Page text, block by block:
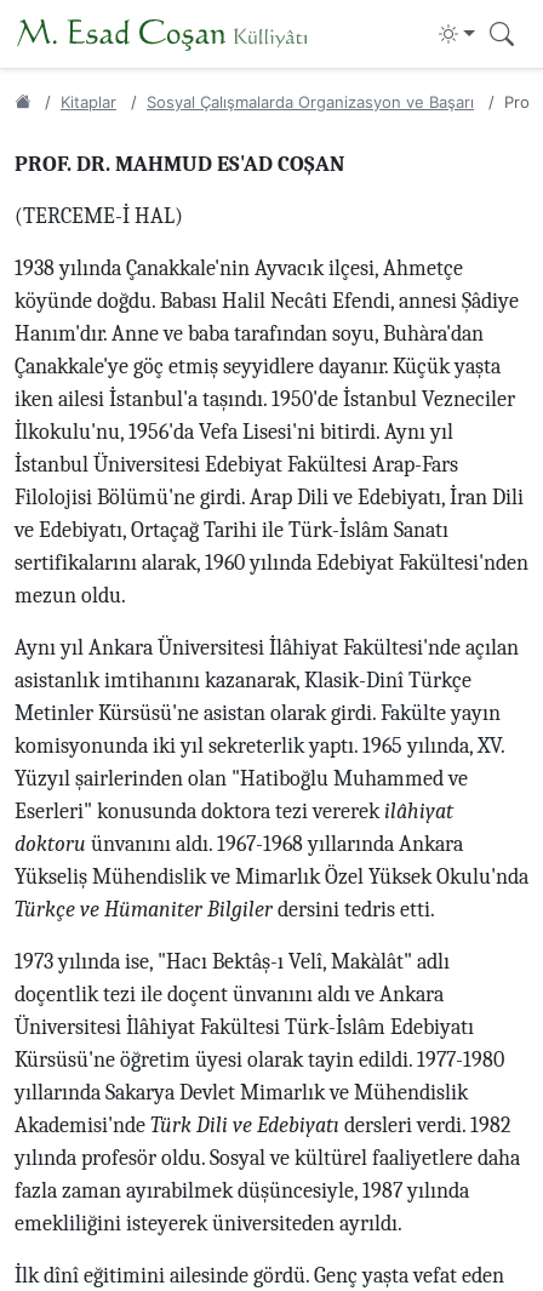
Kitaplar Sosyal Çalışmalarda Organizasyon ve Başarı Prof.
PROF. DR. MAHMUD ES'AD COŞAN
(TERCEME-İ HAL)
1938 yılında Çanakkale'nin Ayvacık ilçesi, Ahmetçe
köyünde doğdu. Babası Halil Necâti Efendi, annesi Şâdiye
Hanım'dır. Anne ve baba tarafından soyu, Buhàra'dan
Çanakkale'ye göç etmiş seyyidlere dayanır. Küçük yaşta
iken ailesi İstanbul'a taşındı. 1950'de İstanbul Vezneciler
İlkokulu'nu, 1956'da Vefa Lisesi'ni bitirdi. Aynı yıl
İstanbul Üniversitesi Edebiyat Fakültesi Arap-Fars
Filolojisi Bölümü'ne girdi. Arap Dili ve Edebiyatı, İran Dili
ve Edebiyatı, Ortaçağ Tarihi ile Türk-İslâm Sanatı
sertifikalarını alarak, 1960 yılında Edebiyat Fakültesi'nden
mezun oldu.
Aynı yıl Ankara Üniversitesi İlâhiyat Fakültesi'nde açılan
asistanlık imtihanını kazanarak, Klasik-Dinî Türkçe
Metinler Kürsüsü'ne asistan olarak girdi. Fakülte yayın
komisyonunda iki yıl sekreterlik yaptı. 1965 yılında, XV.
Yüzyıl şairlerinden olan "Hatiboğlu Muhammed ve
Eserleri" konusunda doktora tezi vererekilâhiyat
doktoru ünvanını aldı. 1967-1968 yıllarında Ankara
Yükseliş Mühendislik ve Mimarlık Özel Yüksek Okulu'nda
Türkçe ve Hümaniter Bilgilerdersini tedris etti.
1973 yılında ise, "Hacı Bektâş-ı Velî, Makàlât" adlı
doçentlik tezi ile doçent ünvanını aldı ve Ankara
Üniversitesi İlâhiyat Fakültesi Türk-İslâm Edebiyatı
Kürsüsü'ne öğretim üyesi olarak tayin edildi. 1977-1980
yıllarında Sakarya Devlet Mimarlık ve Mühendislik
Akademisi'ndeTürk Dili ve Edebiyatı dersleri verdi. 1982
yılında profesör oldu. Sosyal ve kültürel faaliyetlere daha
fazla zaman ayırabilmek düşüncesiyle, 1987 yılında
emekliliğini isteyerek üniversiteden ayrıldı.
İlk dînî eğitimini ailesinde gördü. Genç yaşta vefat eden